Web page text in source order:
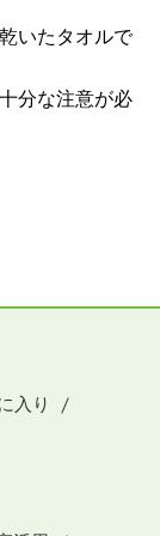
いたタオルで
分な注意が必
入り